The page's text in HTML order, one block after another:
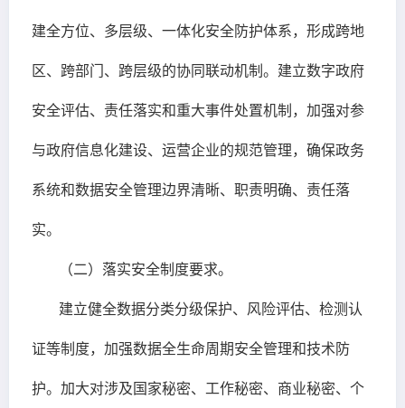
建全方位、多层级、一体化安全防护体系，形成跨地
区、跨部门、跨层级的协同联动机制。建立数字政府
安全评估、责任落实和重大事件处置机制，加强对参
与政府信息化建设、运营企业的规范管理，确保政务
系统和数据安全管理边界清晰、职责明确、责任落
实。
（二）落实安全制度要求。
建立健全数据分类分级保护、风险评估、检测认
证等制度，加强数据全生命周期安全管理和技术防
护。加大对涉及国家秘密、工作秘密、商业秘密、个